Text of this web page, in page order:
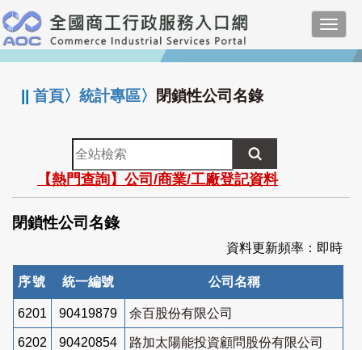
跳
到
主
要
:::
||首頁〉統計專區〉 閉鎖性公司名錄
全
站
檢
索
【熱門查詢】公司/商業/工廠登記資料
閉鎖性公司名錄
資料更新頻率：即時
序號 統一編號 公司名稱
6201 90419879 余百股份有限公司
6202 90420854 路加太陽能投資顧問股份有限公司